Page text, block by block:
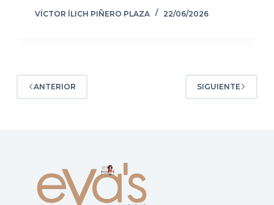
VÍCTOR ÍLICH PIÑERO PLAZA 22/06/2026
ANTERIOR SIGUIENTE